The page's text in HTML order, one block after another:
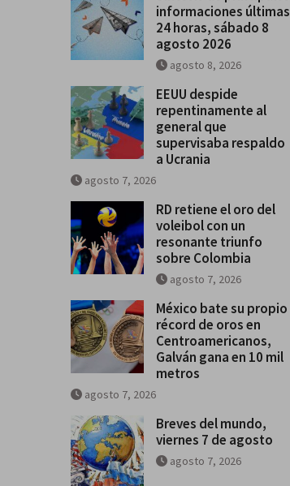
informaciones últimas
24 horas, sábado 8
agosto 2026
agosto 8, 2026
EEUU despide
repentinamente al
general que
supervisaba respaldo
a Ucrania
agosto 7, 2026
RD retiene el oro del
voleibol con un
resonante triunfo
sobre Colombia
agosto 7, 2026
México bate su propio
récord de oros en
Centroamericanos,
Galván gana en 10 mil
metros
agosto 7, 2026
Breves del mundo,
viernes 7 de agosto
agosto 7, 2026